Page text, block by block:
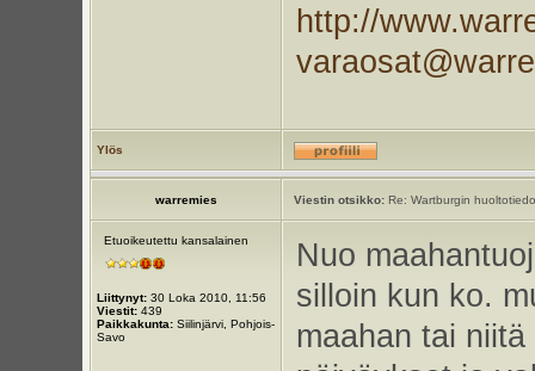
http://
Ylös
warremies Viestin otsikko:Re: Wartburgin
Etuoikeutettu kansalainen
Liittynyt:30 Loka 2010, 11:56
Viestit:439
Paikkakunta:Siilinjärvi, Pohjois-
Savo
Nuo
silloin kun ko.
maahan tai